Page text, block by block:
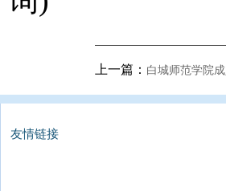
上一篇： 白城师范学院
友情链接